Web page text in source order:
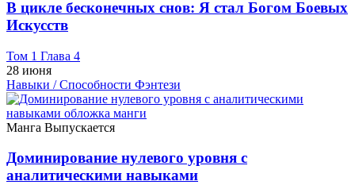
В цикле бесконечных снов: Я стал Богом Боевых
Искусств
Том 1 Глава 4
28 июня
Навыки / Способности Фэнтези
Манга Выпускается
Доминирование нулевого уровня с
аналитическими навыками